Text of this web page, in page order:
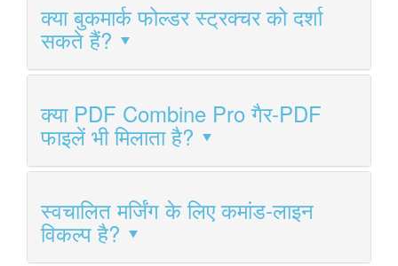
क्या बुकमार्क फोल्डर स्ट्रक्चर को दर्शा
सकते हैं?
क्या PDF Combine Pro गैर-PDF
फाइलें भी मिलाता है?
स्वचालित मर्जिंग के लिए कमांड-लाइन
विकल्प है?